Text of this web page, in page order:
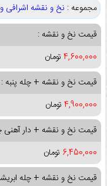
مجموعه : نخ و نقشه اشرافی
قیمت نخ و نقشه :
4,600,000 تومان
قیمت نخ و نقشه + چله پنبه :
4,900,000 تومان
قیمت نخ و نقشه + دار آهنی
6,450,000 تومان
قیمت نخ و نقشه + چله